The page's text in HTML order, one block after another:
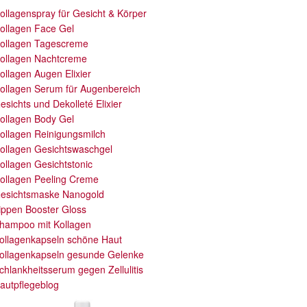
für Gesicht & Körper
Face Gel
Tagescreme
Nachtcreme
Augen Elixier
Serum für Augenbereich
und Dekolleté Elixier
Body Gel
Reinigungsmilch
Gesichtswaschgel
Gesichtstonic
Peeling Creme
Nanogold
Booster Gloss
mit Kollagen
schöne Haut
gesunde Gelenke
gegen Zellulitis